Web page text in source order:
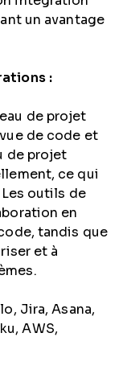
un avantage
:
de projet
de code et
de projet
ce qui
outils de
en
tandis que
et à
Jira, Asana,
AWS,